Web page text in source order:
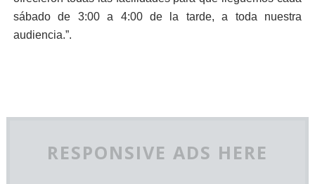
sábado de 3:00 a 4:00 de la tarde, a toda nuestra
audiencia.”.
RESPONSIVE ADS HERE